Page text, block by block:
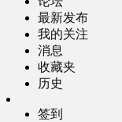
最新发布
我的关注
消息
收藏夹
历史
签到